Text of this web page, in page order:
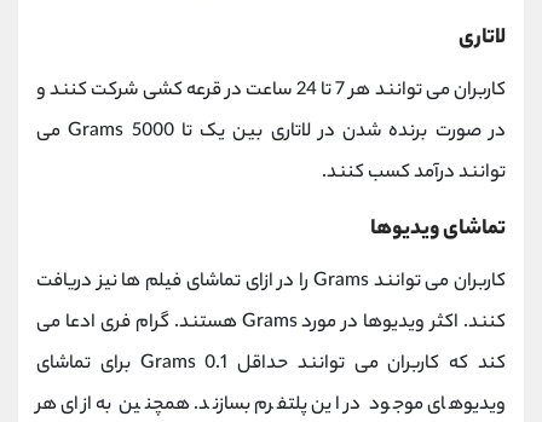
لاتاری
کاربران می توانند هر 7 تا 24 ساعت در قرعه کشی شرکت کنند و
در صورت برنده شدن در لاتاری بین یک تا 5000 Grams می
توانند درآمد کسب کنند.
تماشای ویدیوها
کاربران می توانند Grams را در ازای تماشای فیلم ها نیز دریافت
کنند. اکثر ویدیوها در مورد Grams هستند. گرام فری ادعا می
کند که کاربران می توانند حداقل 0.1 Grams برای تماشای
ویدیوهای موجود در این پلتفرم بسازند. همچنین به ازای هر